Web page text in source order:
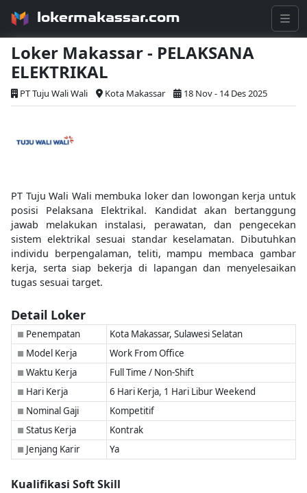
lokermakassar.com
Loker Makassar - PELAKSANA
ELEKTRIKAL
PT Tuju Wali Wali Kota Makassar 18 Nov - 14 Des 2025
PT Tuju Wali Wali membuka loker dan lowongan kerja untuk
posisi Pelaksana Elektrikal. Kandidat akan bertanggung
jawab melakukan instalasi, perawatan, dan pengecekan
sistem elektrikal sesuai standar keselamatan. Dibutuhkan
individu berpengalaman, teliti, mampu membaca gambar
kerja, serta siap bekerja di lapangan dan menyelesaikan
tugas sesuai target.
Detail Loker
■ Penempatan Kota Makassar, Sulawesi Selatan
■ Model Kerja Work From Office
■ Waktu Kerja Full Time / Non-Shift
■ Hari Kerja 6 Hari Kerja, 1 Hari Libur Weekend
■ Nominal Gaji Kompetitif
■ Status Kerja Kontrak
■ Jenjang Karir Ya
Kualifikasi Soft Skill